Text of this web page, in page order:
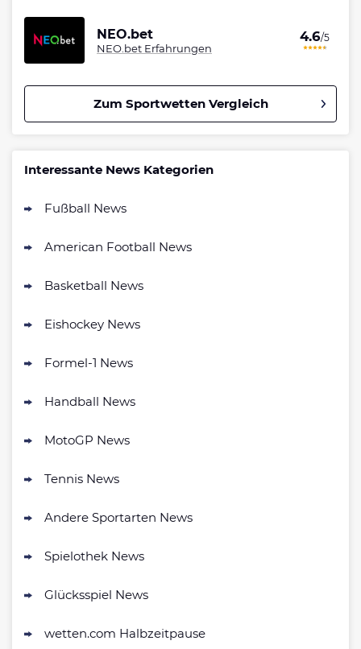
NEO.bet
NEO.bet Erfahrungen
4.6/5
Zum Sportwetten Vergleich
100% bis zu 80€
Interwetten Bonus
AGB gelten
Bwin Bonus
500 % QUOTENBOOST + 100€
200% bis zu 50€
Interessante News Kategorien
Fußball News
American Football News
Basketball News
Eishockey News
Formel-1 News
Handball News
MotoGP News
Tennis News
Andere Sportarten News
Spielothek News
Glücksspiel News
wetten.com Halbzeitpause